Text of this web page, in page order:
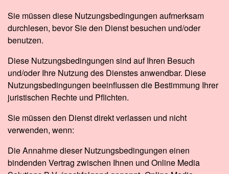
Sie müssen diese Nutzungsbedingungen aufmerksam
durchlesen, bevor Sie den Dienst besuchen und/oder
benutzen.
Diese Nutzungsbedingungen sind auf Ihren Besuch
und/oder Ihre Nutzung des Dienstes anwendbar. Diese
Nutzungsbedingungen beeinflussen die Bestimmung Ihrer
juristischen Rechte und Pflichten.
Sie müssen den Dienst direkt verlassen und nicht
verwenden, wenn:
Die Annahme dieser Nutzungsbedingungen einen
bindenden Vertrag zwischen Ihnen und Online Media